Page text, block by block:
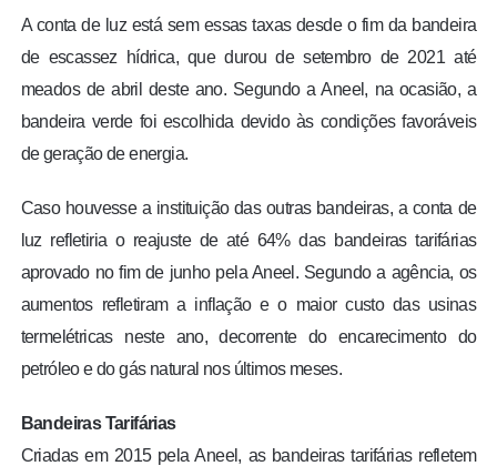
A conta de luz está sem essas taxas desde o fim da bandeira
de escassez hídrica, que durou de setembro de 2021 até
meados de abril deste ano. Segundo a Aneel, na ocasião, a
bandeira verde foi escolhida devido às condições favoráveis
de geração de energia.
Caso houvesse a instituição das outras bandeiras, a conta de
luz refletiria o reajuste de até 64% das bandeiras tarifárias
aprovado no fim de junho pela Aneel. Segundo a agência, os
aumentos refletiram a inflação e o maior custo das usinas
termelétricas neste ano, decorrente do encarecimento do
petróleo e do gás natural nos últimos meses.
Bandeiras Tarifárias
Criadas em 2015 pela Aneel, as bandeiras tarifárias refletem